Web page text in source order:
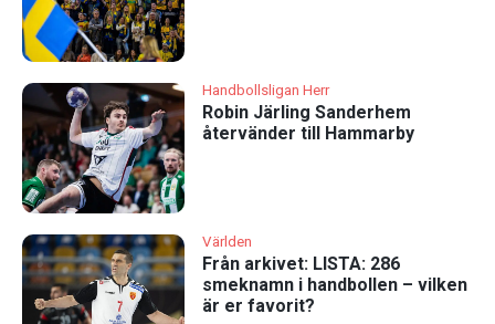
Handbollsligan Herr
Robin Järling Sanderhem
återvänder till Hammarby
Världen
Från arkivet: LISTA: 286
smeknamn i handbollen – vilken
är er favorit?